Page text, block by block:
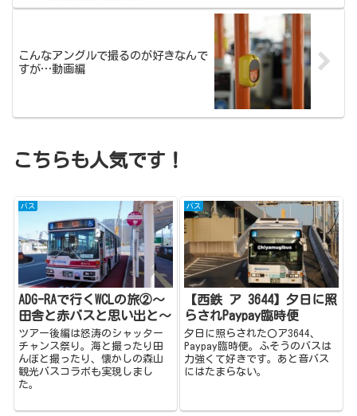
こんなアングルで撮るのが好きなんで
すが…動画編
こちらも人気です！
バス
ADG-RAで行くWCLの旅②～
田舎と赤バスと思い出と～
ツアー後編は怒涛のシャッター
チャンス祭り。海と撮ったり田
んぼと撮ったり、懐かしの森山
観光バスコラボも実現しまし
た。
バス
【西鉄 ア 3644】夕日に照
らされPaypay臨時便
夕日に照らされた〇ア3644、
Paypay臨時便。ふそうのバスは
力強くて好きです。あと音バス
にはたまらない。